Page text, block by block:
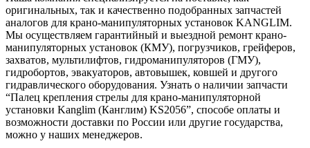
оригинальных, так и качественно подобранных запчастей
аналогов для крано-манипуляторных установок KANGLIM.
Мы осуществляем гарантийный и выездной ремонт крано-
манипуляторных установок (КМУ), погрузчиков, грейферов,
захватов, мультилифтов, гидроманипуляторов (ГМУ),
гидробортов, эвакуаторов, автовышек, ковшей и другого
гидравлического оборудования. Узнать о наличии запчасти
“Палец крепления стрелы для крано-манипуляторной
установки Kanglim (Канглим) KS2056”, способе оплаты и
возможности доставки по России или другие государства,
можно у наших менеджеров.